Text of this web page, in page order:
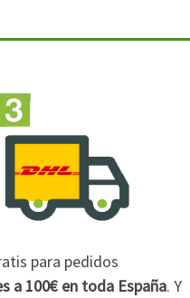
para pedidos
a 100€ en toda España. Y